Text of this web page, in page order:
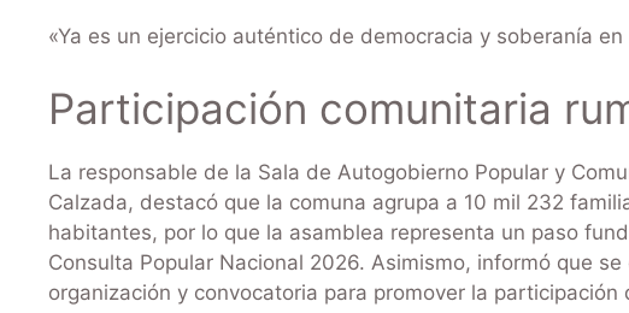
«Ya es un ejercicio auténtico de democracia y soberanía
Participación comunitaria
La responsable de la Sala de Autogobierno Popular y
Calzada, destacó que la comuna agrupa a 10 mil 232
habitantes, por lo que la asamblea representa un paso
Consulta Popular Nacional 2026. Asimismo, informó que
organización y convocatoria para promover la